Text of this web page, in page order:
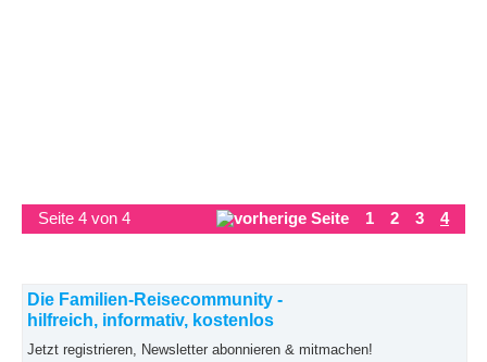
Seite 4 von 4 1 2 3 4
Die Familien-Reisecommunity -
hilfreich, informativ, kostenlos
Jetzt registrieren, Newsletter abonnieren & mitmachen!